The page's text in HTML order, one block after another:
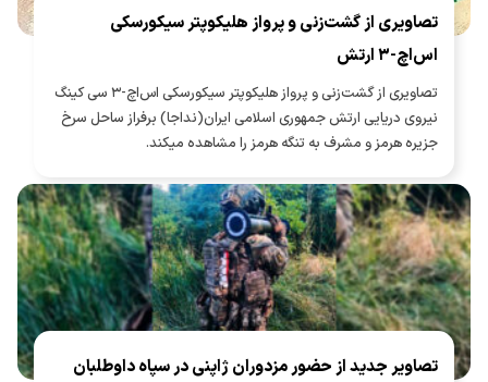
تصاویری از گشت‌زنی و پرواز هلیکوپتر سیکورسکی
اس‌اچ-۳ ارتش
تصاویری از گشت‌زنی و پرواز هلیکوپتر سیکورسکی اس‌اچ-۳ سی کینگ
نیروی دریایی ارتش جمهوری اسلامی ایران(نداجا) برفراز ساحل سرخ
جزیره هرمز و مشرف به تنگه هرمز را مشاهده میکند.
تصاویر جدید از حضور مزدوران ژاپنی در سپاه داوطلبان